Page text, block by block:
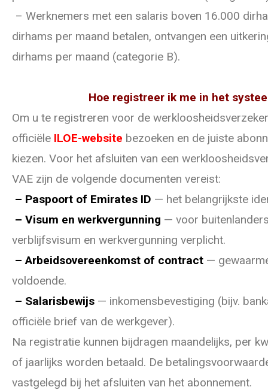
– Werknemers met een salaris boven 16.000
dirhams per maand betalen, ontvangen een
dirhams per maand (categorie B).
Hoe registreer ik me in het
Om u te registreren voor de
officiële ILOE-website bezoeken en de juiste
kiezen. Voor het afsluiten van een
VAE zijn de volgende documenten vereist:
– Paspoort of Emirates ID — het belangrijkste
– Visum en werkvergunning — voor
verblijfsvisum en werkvergunning verplicht.
– Arbeidsovereenkomst of contract —
voldoende.
– Salarisbewijs — inkomensbevestiging (bijv.
officiële brief van de werkgever).
Na registratie kunnen bijdragen maandelijks, per
of jaarlijks worden betaald. De
vastgelegd bij het afsluiten van het abonnement.